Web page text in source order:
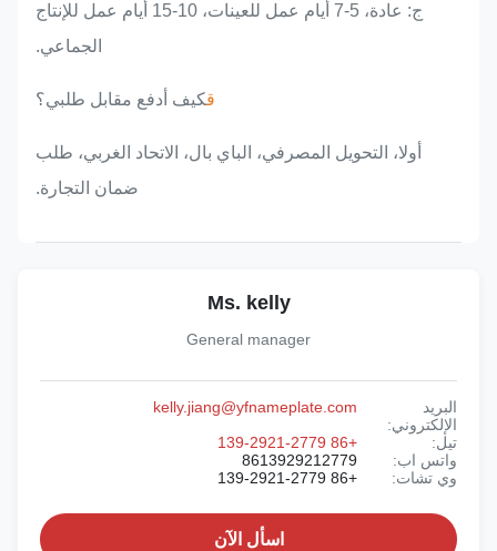
ج: عادة، 5-7 أيام عمل للعينات، 10-15 أيام عمل للإنتاج
الجماعي.
كيف أدفع مقابل طلبي؟
أولا، التحويل المصرفي، الباي بال، الاتحاد الغربي، طلب
ضمان التجارة.
Ms. kelly
General manager
الإلكتروني:
kelly.jiang@yfnameplate.com
واتس اب:
8613929212779
وي تشات:
اسأل الآن